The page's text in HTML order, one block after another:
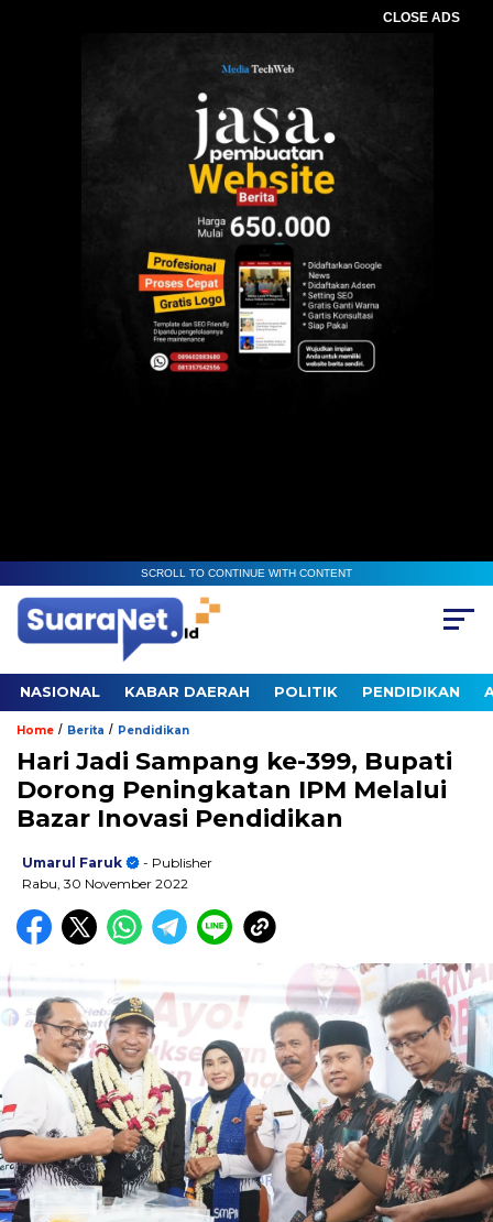
CLOSE ADS
SCROLL TO CONTINUE WITH CONTENT
NASIONAL KABAR DAERAH POLITIK PENDIDIKAN
Home / Berita / Pendidikan
Hari Jadi Sampang ke-399, Bupati
Dorong Peningkatan IPM Melalui
Bazar Inovasi Pendidikan
Umarul Faruk
- Publisher
Rabu, 30 November 2022